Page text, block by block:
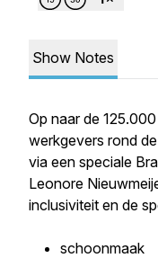
Show Notes
Op naar de
werkgevers rond
via een speciale
Leonore
inclusiviteit en de
schoonmaak